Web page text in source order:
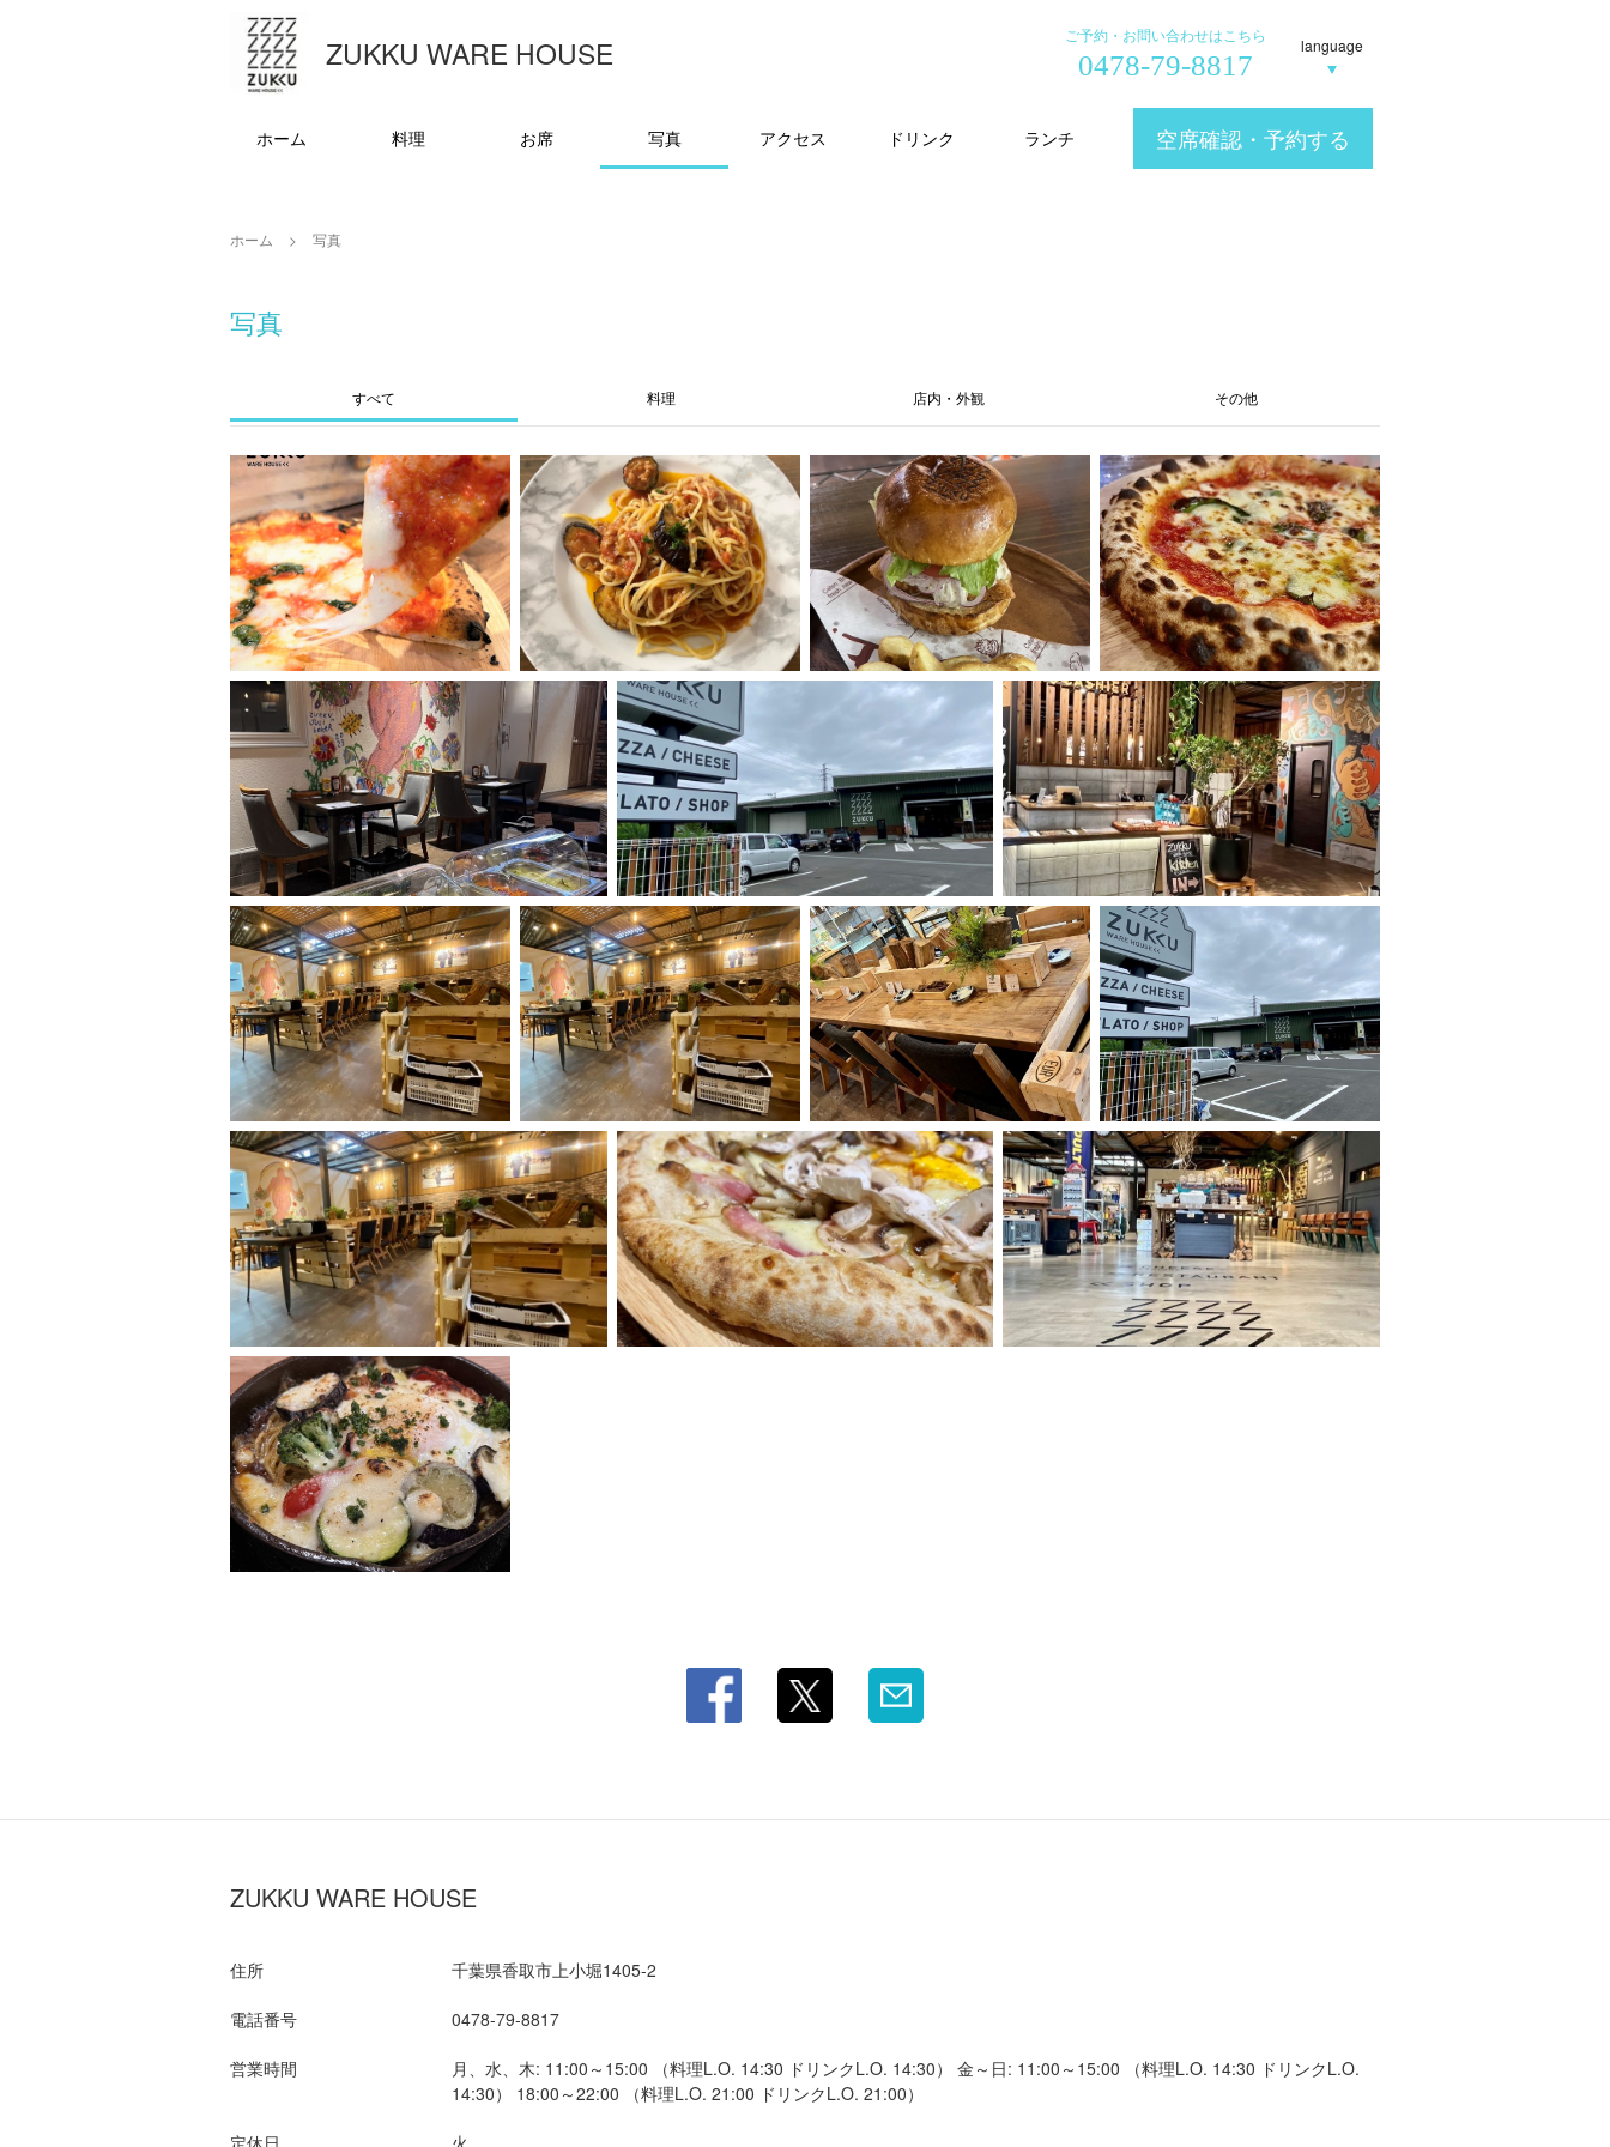
ZUKKU WARE HOUSE ご予約・お問い合わせはこちら
0478-79-8817
language
ホーム 料理 お席 写真 アクセス ドリンク ランチ 空席確認・予約する
ホーム 写真
写真
すべて 料理 店内・外観 その他
ZUKKU WARE HOUSE
住所 千葉県香取市上小堀1405-2
電話番号 0478-79-8817
営業時間
月、水、木: 11:00～15:00 （料理L.O. 14:30 ドリンクL.O. 14:30） 金～日: 11:00～15:00 （料理L.O. 14:30 ドリンクL.O.
14:30） 18:00～22:00 （料理L.O. 21:00 ドリンクL.O. 21:00）
定休日 火